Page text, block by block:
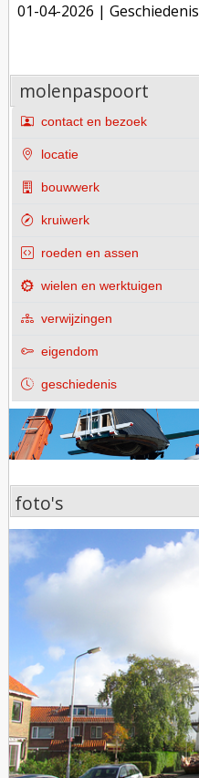
01-04-2026 | Geschiedenis
molenpaspoort
contact en bezoek
locatie
bouwwerk
kruiwerk
roeden en assen
wielen en werktuigen
verwijzingen
eigendom
geschiedenis
foto's
foto's